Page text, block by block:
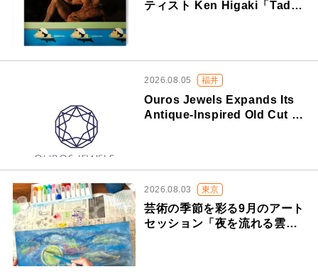
員/CEO 大木 天翔
2026.08.05 広島
有限会社メディアドーム 代表
取締役 森元 義晴
Vol.253
株式会社テレビ朝日 ビジネ
スソリューション本部 イ…